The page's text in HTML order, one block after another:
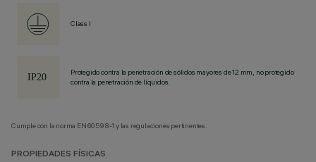
Class I
Protegido contra la penetración de sólidos mayores de 12 mm, no protegido
contra la penetración de líquidos.
Cumple con la norma EN60598-1 y las regulaciones pertinentes.
PROPIEDADES FÍSICAS